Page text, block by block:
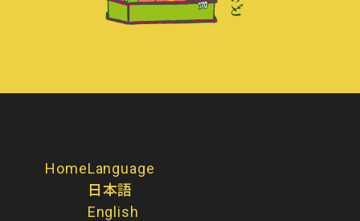
HomeLanguage
日本語
English